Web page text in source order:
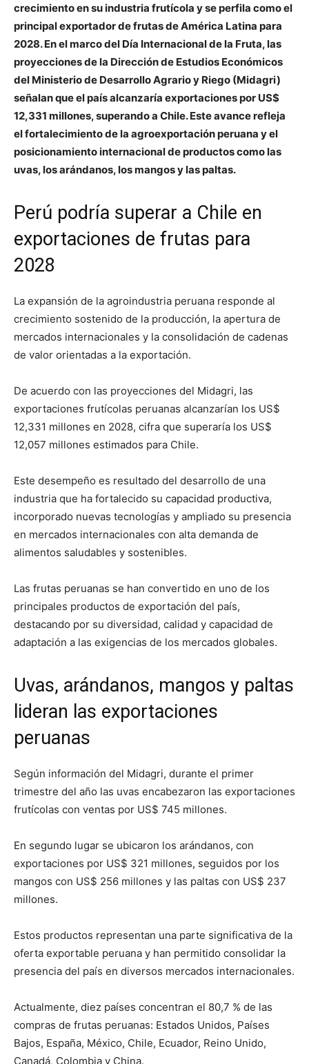
crecimiento en su industria frutícola y se perfila como el
principal exportador de frutas de América Latina para
2028. En el marco del Día Internacional de la Fruta, las
proyecciones de la Dirección de Estudios Económicos
del Ministerio de Desarrollo Agrario y Riego (Midagri)
señalan que el país alcanzaría exportaciones por US$
12,331 millones, superando a Chile. Este avance refleja
el fortalecimiento de la agroexportación peruana y el
posicionamiento internacional de productos como las
uvas, los arándanos, los mangos y las paltas.
Perú podría superar a Chile en
exportaciones de frutas para
2028
La expansión de la agroindustria peruana responde al
crecimiento sostenido de la producción, la apertura de
mercados internacionales y la consolidación de cadenas
de valor orientadas a la exportación.
De acuerdo con las proyecciones del Midagri, las
exportaciones frutícolas peruanas alcanzarían los US$
12,331 millones en 2028, cifra que superaría los US$
12,057 millones estimados para Chile.
Este desempeño es resultado del desarrollo de una
industria que ha fortalecido su capacidad productiva,
incorporado nuevas tecnologías y ampliado su presencia
en mercados internacionales con alta demanda de
alimentos saludables y sostenibles.
Las frutas peruanas se han convertido en uno de los
principales productos de exportación del país,
destacando por su diversidad, calidad y capacidad de
adaptación a las exigencias de los mercados globales.
Uvas, arándanos, mangos y paltas
lideran las exportaciones
peruanas
Según información del Midagri, durante el primer
trimestre del año las uvas encabezaron las exportaciones
frutícolas con ventas por US$ 745 millones.
En segundo lugar se ubicaron los arándanos, con
exportaciones por US$ 321 millones, seguidos por los
mangos con US$ 256 millones y las paltas con US$ 237
millones.
Estos productos representan una parte significativa de la
oferta exportable peruana y han permitido consolidar la
presencia del país en diversos mercados internacionales.
Actualmente, diez países concentran el 80,7 % de las
compras de frutas peruanas: Estados Unidos, Países
Bajos, España, México, Chile, Ecuador, Reino Unido,
Canadá, Colombia y China.